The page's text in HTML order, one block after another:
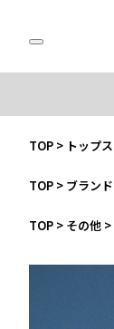
TOP > トップス
TOP > ブランド
TOP > その他 >